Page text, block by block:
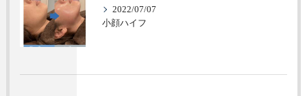
2022/07/07
小顔ハイフ